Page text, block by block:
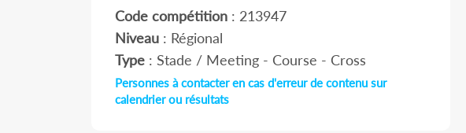
Code compétition: 213947
Niveau: Régional
Type: Stade / Meeting - Course - Cross
Personnes à contacter en cas d'erreur de contenu sur
calendrier ou résultats